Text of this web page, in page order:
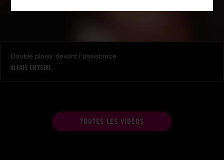
Double plaisir devant l'assistance
ALEXIS CRYSTAL
TOUTES LES VIDÉOS